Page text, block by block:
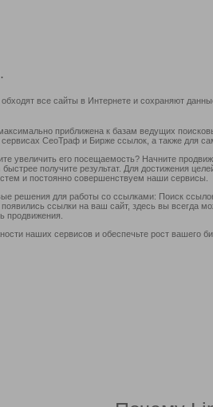
все сайты в Интернете и сохраняют
приближена к базам ведущих
СеоТраф и Бирже ссылок, а также для
увеличить его посещаемость? Начните
быстрее получите результат. Для достижения
и постоянно совершенствуем наши сервисы.
решения для работы со ссылками: Поиск
ссылки на ваш сайт, здесь вы всегда
продвижения.
наших сервисов и обеспечьте рост вашего